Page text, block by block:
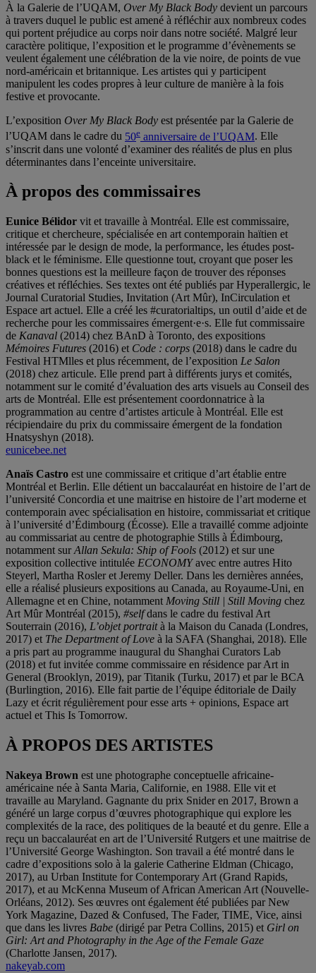
À la Galerie de l’UQAM, Over My Black Body devient un parcours
à travers duquel le public est amené à réfléchir aux nombreux codes
qui portent préjudice au corps noir dans notre société. Malgré leur
caractère politique, l’exposition et le programme d’évènements se
veulent également une célébration de la vie noire, de points de vue
nord-américain et britannique. Les artistes qui y participent
manipulent les codes propres à leur culture de manière à la fois
festive et provocante.
L’exposition Over My Black Body est présentée par la Galerie de
l’UQAM dans le cadre du 50e anniversaire de l’UQAM. Elle
s’inscrit dans une volonté d’examiner des réalités de plus en plus
déterminantes dans l’enceinte universitaire.
À propos des commissaires
Eunice Bélidor vit et travaille à Montréal. Elle est commissaire,
critique et chercheure, spécialisée en art contemporain haïtien et
intéressée par le design de mode, la performance, les études post-
black et le féminisme. Elle questionne tout, croyant que poser les
bonnes questions est la meilleure façon de trouver des réponses
créatives et réfléchies. Ses textes ont été publiés par Hyperallergic, le
Journal Curatorial Studies, Invitation (Art Mûr), InCirculation et
Espace art actuel. Elle a créé les #curatorialtips, un outil d’aide et de
recherche pour les commissaires émergent·e·s. Elle fut commissaire
de Kanaval (2014) chez BAnD à Toronto, des expositions
Mémoires Futures (2016) et Code : corps (2018) dans le cadre du
Festival HTMlles et plus récemment, de l’exposition Le Salon
(2018) chez articule. Elle prend part à différents jurys et comités,
notamment sur le comité d’évaluation des arts visuels au Conseil des
arts de Montréal. Elle est présentement coordonnatrice à la
programmation au centre d’artistes articule à Montréal. Elle est
récipiendaire du prix du commissaire émergent de la fondation
Hnatsyshyn (2018).
eunicebee.net
Anaïs Castro est une commissaire et critique d’art établie entre
Montréal et Berlin. Elle détient un baccalauréat en histoire de l’art de
l’université Concordia et une maitrise en histoire de l’art moderne et
contemporain avec spécialisation en histoire, commissariat et critique
à l’université d’Édimbourg (Écosse). Elle a travaillé comme adjointe
au commissariat au centre de photographie Stills à Édimbourg,
notamment surAllan Sekula: Ship of Fools (2012) et sur une
exposition collective intitulée ECONOMYavec entre autres Hito
Steyerl, Martha Rosler et Jeremy Deller. Dans les dernières années,
elle a réalisé plusieurs expositions au Canada, au Royaume-Uni, en
Allemagne et en Chine, notamment Moving Still | Still Moving chez
Art Mûr Montréal (2015), #selfdans le cadre du festival Art
Souterrain (2016), L’objet portraità la Maison du Canada (Londres,
2017) et The Department of Love à la SAFA (Shanghai, 2018). Elle
a pris part au programme inaugural du Shanghai Curators Lab
(2018) et fut invitée comme commissaire en résidence par Art in
General (Brooklyn, 2019), par Titanik (Turku, 2017) et par le BCA
(Burlingtion, 2016). Elle fait partie de l’équipe éditoriale de Daily
Lazy et écrit régulièrement pour esse arts + opinions, Espace art
actuel et This Is Tomorrow.
À PROPOS DES ARTISTES
Nakeya Brown est une photographe conceptuelle africaine-
américaine née à Santa Maria, Californie, en 1988. Elle vit et
travaille au Maryland. Gagnante du prix Snider en 2017, Brown a
généré un large corpus d’œuvres photographique qui explore les
complexités de la race, des politiques de la beauté et du genre. Elle a
reçu un baccalauréat en art de l’Université Rutgers et une maitrise de
l’Université George Washington. Son travail a été montré dans le
cadre d’expositions solo à la galerie Catherine Eldman (Chicago,
2017), au Urban Institute for Contemporary Art (Grand Rapids,
2017), et au McKenna Museum of African American Art (Nouvelle-
Orléans, 2012). Ses œuvres ont également été publiées par New
York Magazine, Dazed & Confused, The Fader, TIME, Vice, ainsi
que dans les livres Babe (dirigé par Petra Collins, 2015) et Girl on
Girl: Art and Photography in the Age of the Female Gaze
(Charlotte Jansen, 2017).
nakeyab.com